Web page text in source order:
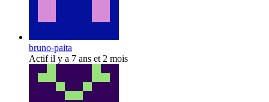
bruno-paita
Actif il y a 7 ans et 2 mois